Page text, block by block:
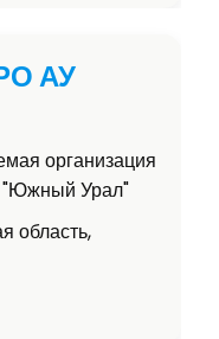
АУ
организация
"Южный Урал"
область,